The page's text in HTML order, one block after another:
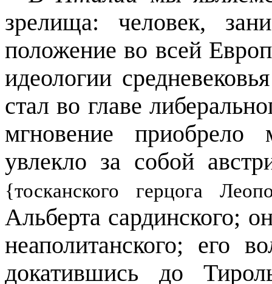
зрелища: человек,
положение во всей
идеологии
стал во главе
мгновение
увлекло за собой
{тосканского герцога
Альберта сардинского;
неаполитанского; его
докатившись до